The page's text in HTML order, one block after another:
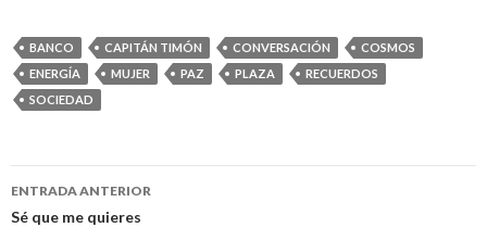
b
o
o
k
t
e
r
BANCO CAPITÁN TIMÓN CONVERSACIÓN
COSMOS
ENERGÍA
MUJER PAZ PLAZA
RECUERDOS
SOCIEDAD
Ir
a
ENTRADA ANTERIOR
Sé que me quieres